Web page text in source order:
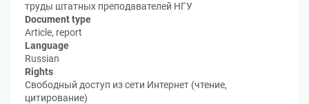
труды штатных преподавателей НГУ
Document type
Article, report
Language
Russian
Rights
Свободный доступ из сети Интернет (чтение,
цитирование)